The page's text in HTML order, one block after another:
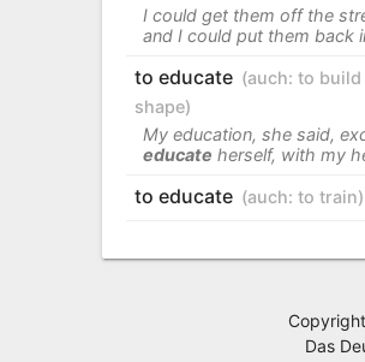
I could get them off the
and I could put them back
to educate (auch: to build
shape)
My education, she said,
educate herself, with my
to educate (auch: to train)
Das